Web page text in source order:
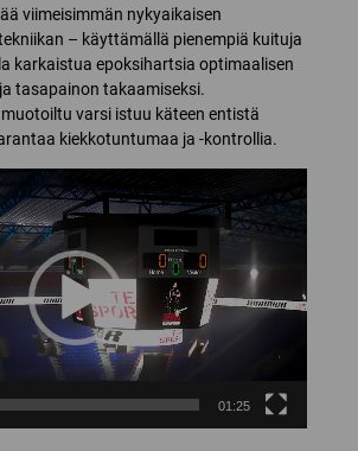
viimeisimmän nykyaikaisen
– käyttämällä pienempiä kuituja
karkaistua epoksihartsia optimaalisen
tasapainon takaamiseksi.
varsi istuu käteen entistä
kiekkotuntumaa ja -kontrollia.
01:25